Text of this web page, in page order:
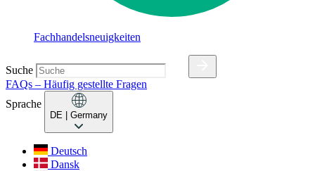
Fachhandelsneuigkeiten
Suche
FAQs – Häufig gestellte Fragen
Sprache
DE | Germany
Deutsch
Dansk